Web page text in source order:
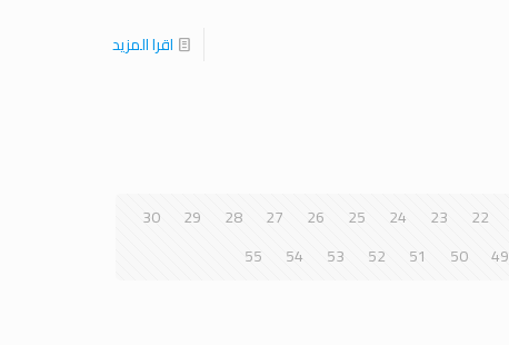
اقرا المزيد
22
23
24
25
26
27
28
29
30
49
50
51
52
53
54
55